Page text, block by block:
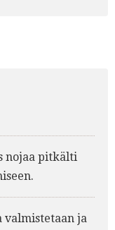
nojaa pitkälti
valmistetaan ja